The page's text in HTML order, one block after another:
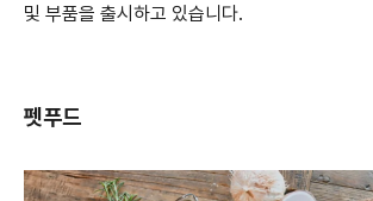
및 부품을 출시하고 있습니다.
펫푸드